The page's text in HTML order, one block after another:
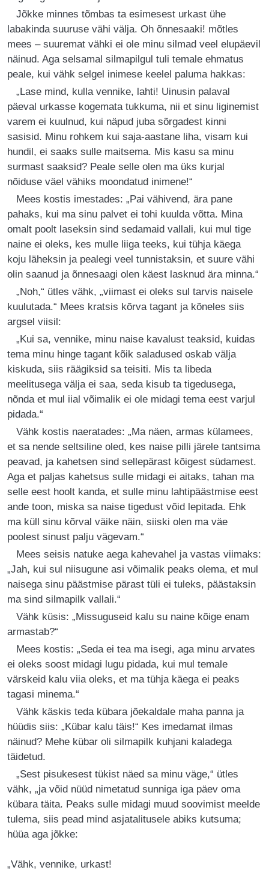
Jõkke minnes tõmbas ta esimesest urkast ühe
labakinda suuruse vähi välja. Oh õnnesaaki! mõtles
mees – suuremat vähki ei ole minu silmad veel elupäevil
näinud. Aga selsamal silmapilgul tuli temale ehmatus
peale, kui vähk selgel inimese keelel paluma hakkas:
„Lase mind, kulla vennike, lahti! Uinusin palaval
päeval urkasse kogemata tukkuma, nii et sinu liginemist
varem ei kuulnud, kui näpud juba sõrgadest kinni
sasisid. Minu rohkem kui saja-aastane liha, visam kui
hundil, ei saaks sulle maitsema. Mis kasu sa minu
surmast saaksid? Peale selle olen ma üks kurjal
nõiduse väel vähiks moondatud inimene!“
Mees kostis imestades: „Pai vähivend, ära pane
pahaks, kui ma sinu palvet ei tohi kuulda võtta. Mina
omalt poolt laseksin sind sedamaid vallali, kui mul tige
naine ei oleks, kes mulle liiga teeks, kui tühja käega
koju läheksin ja pealegi veel tunnistaksin, et suure vähi
olin saanud ja õnnesaagi olen käest lasknud ära minna.“
„Noh,“ ütles vähk, „viimast ei oleks sul tarvis naisele
kuulutada.“ Mees kratsis kõrva tagant ja kõneles siis
argsel viisil:
„Kui sa, vennike, minu naise kavalust teaksid, kuidas
tema minu hinge tagant kõik saladused oskab välja
kiskuda, siis räägiksid sa teisiti. Mis ta libeda
meelitusega välja ei saa, seda kisub ta tigedusega,
nõnda et mul iial võimalik ei ole midagi tema eest varjul
pidada.“
Vähk kostis naeratades: „Ma näen, armas külamees,
et sa nende seltsiline oled, kes naise pilli järele tantsima
peavad, ja kahetsen sind sellepärast kõigest südamest.
Aga et paljas kahetsus sulle midagi ei aitaks, tahan ma
selle eest hoolt kanda, et sulle minu lahtipäästmise eest
ande toon, miska sa naise tigedust võid lepitada. Ehk
ma küll sinu kõrval väike näin, siiski olen ma väe
poolest sinust palju vägevam.“
Mees seisis natuke aega kahevahel ja vastas viimaks:
„Jah, kui sul niisugune asi võimalik peaks olema, et mul
naisega sinu päästmise pärast tüli ei tuleks, päästaksin
ma sind silmapilk vallali.“
Vähk küsis: „Missuguseid kalu su naine kõige enam
armastab?“
Mees kostis: „Seda ei tea ma isegi, aga minu arvates
ei oleks soost midagi lugu pidada, kui mul temale
värskeid kalu viia oleks, et ma tühja käega ei peaks
tagasi minema.“
Vähk käskis teda kübara jõekaldale maha panna ja
hüüdis siis: „Kübar kalu täis!“ Kes imedamat ilmas
näinud? Mehe kübar oli silmapilk kuhjani kaladega
täidetud.
„Sest pisukesest tükist näed sa minu väge,“ ütles
vähk, „ja võid nüüd nimetatud sunniga iga päev oma
kübara täita. Peaks sulle midagi muud soovimist meelde
tulema, siis pead mind asjatalitusele abiks kutsuma;
hüüa aga jõkke:
„Vähk, vennike, urkast!